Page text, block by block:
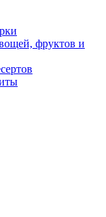
фруктов и